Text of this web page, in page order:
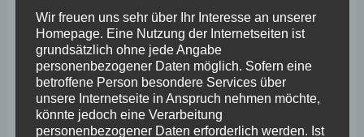
Gesellschaft“, sagte Dr. Stefanie Gebauer. Die 41-jährige
Astrophysikerin und Kommunalpolitikerin aus Kremmen
(Brandenburg) sieht sich „als Brückenbauerin zwischen
den Generationen. Weil ich mitten im Leben stehe und
zwischen Jung und Alt vermitteln kann“. Sollte sie zur
Bundespräsidentin gewählt werden, liege ihr unter
Wir freuen uns sehr über Ihr Interesse an unserer
Homepage. Eine Nutzung der Internetseiten ist
grundsätzlich ohne jede Angabe
personenbezogener Daten möglich. Sofern eine
betroffene Person besondere Services über
unsere Internetseite in Anspruch nehmen möchte,
könnte jedoch eine Verarbeitung
personenbezogener Daten erforderlich werden. Ist